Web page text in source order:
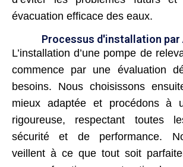
évacuation efficace des eaux.
Processus d'installation par
L’installation d’une pompe de
commence par une évaluation
besoins. Nous choisissons
mieux adaptée et procédons à
rigoureuse, respectant toutes
sécurité et de performance.
veillent à ce que tout soit